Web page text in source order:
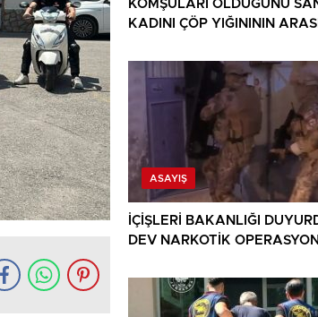
KOMŞULARI ÖLDÜĞÜNÜ
KADINI ÇÖP YIĞINININ
ASAYIŞ
İÇİŞLERİ BAKANLIĞI
DEV NARKOTİK